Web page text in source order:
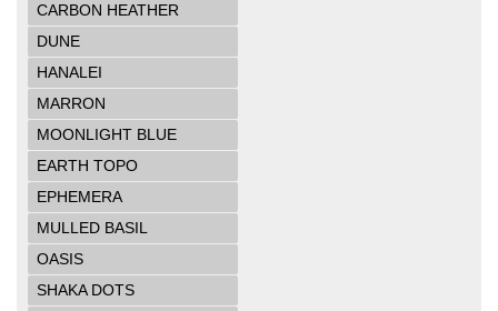
CARBON HEATHER
DUNE
HANALEI
MARRON
MOONLIGHT BLUE
EARTH TOPO
EPHEMERA
MULLED BASIL
OASIS
SHAKA DOTS